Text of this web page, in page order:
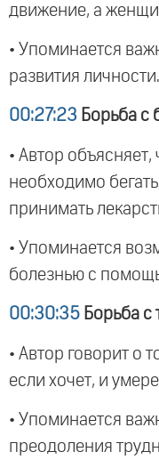
движение, а
• Упоминается
развития личности.
00:27:23 Борьба с
• Автор
необходимо
принимать
• Упоминается
болезнью с
00:30:35 Борьба с
• Автор говорит о
если хочет, и
• Упоминается
преодоления